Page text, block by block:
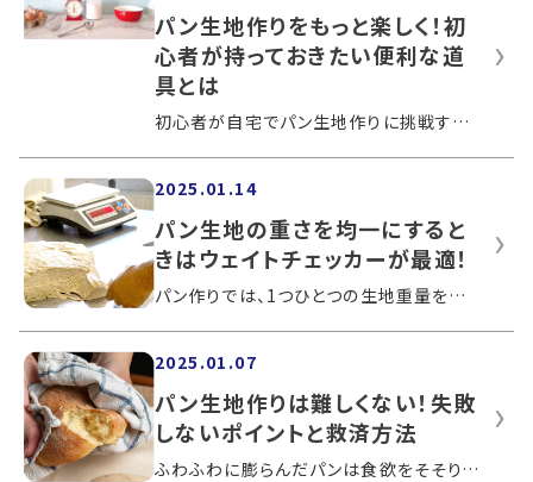
パン生地作りをもっと楽しく！初
心者が持っておきたい便利な道
具とは
初心者が自宅でパン生地作りに挑戦する場合、適した道具をそろえることは大切です。初心者かどうかに関係なく、パン生地作りで持っておきた...
2025.01.14
パン生地の重さを均一にすると
きはウェイトチェッカーが最適！
パン作りでは、1つひとつの生地重量を丁寧に測定します。それはパンの風味や食感が、生地の均一な重さによって作り上げられているためです...
2025.01.07
パン生地作りは難しくない！失敗
しないポイントと救済方法
ふわふわに膨らんだパンは食欲をそそり、食べると小麦粉の香りと甘みが感じられます。焼きたてのパンを味わうために、実際に作ってみようと...